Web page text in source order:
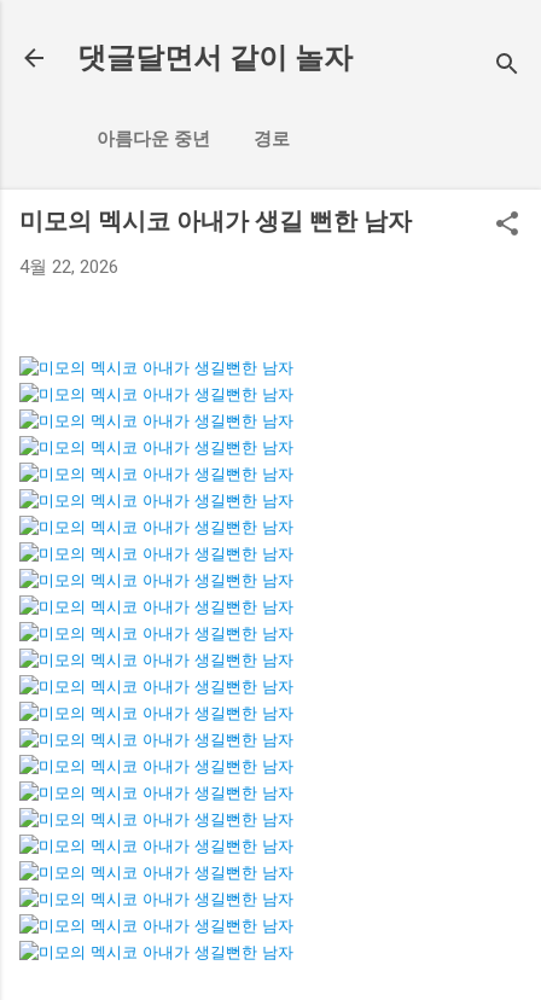
댓글달면서 같이 놀자
아름다운 중년 경로
미모의 멕시코 아내가 생길 뻔한 남자
4월 22, 2026